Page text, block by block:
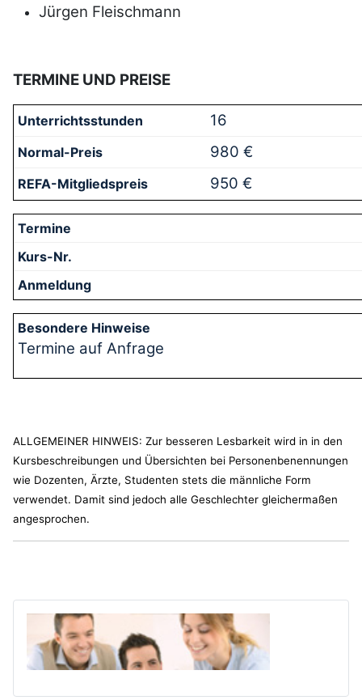
Jürgen Fleischmann
TERMINE UND PREISE
16
980 €
950 €
Termine auf Anfrage
ALLGEMEINER HINWEIS: Zur besseren Lesbarkeit wird in in den
Kursbeschreibungen und Übersichten bei Personenbenennungen
wie Dozenten, Ärzte, Studenten stets die männliche Form
verwendet. Damit sind jedoch alle Geschlechter gleichermaßen
angesprochen.